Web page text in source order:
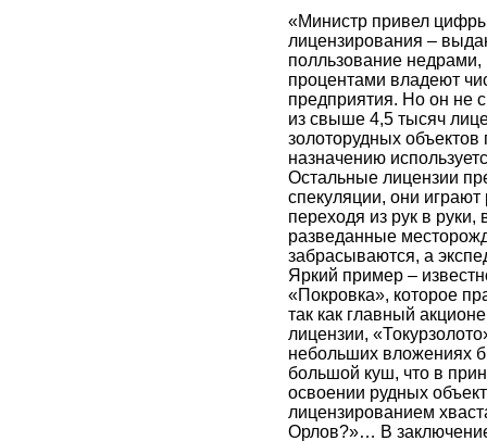
«Министр привел
лицензирования –
полльзование недрами,
процентами владеют
предприятия. Но он не
из свыше 4,5 тысяч
золоторудных
назначению
Остальные лицензии
спекуляции, они
переходя из рук в руки,
разведанные
забрасываются, а
Яркий пример –
«Покровка», которое
так как главный
лицензии,
небольших вложениях
большой куш, что в
освоении рудных
лицензированием
Орлов?»… В